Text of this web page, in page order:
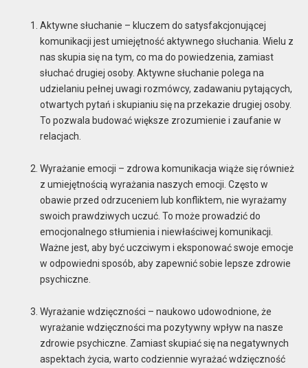
Aktywne słuchanie – kluczem do satysfakcjonującej
komunikacji jest umiejętność aktywnego słuchania. Wielu z
nas skupia się na tym, co ma do powiedzenia, zamiast
słuchać drugiej osoby. Aktywne słuchanie polega na
udzielaniu pełnej uwagi rozmówcy, zadawaniu pytających,
otwartych pytań i skupianiu się na przekazie drugiej osoby.
To pozwala budować większe zrozumienie i zaufanie w
relacjach.
Wyrażanie emocji – zdrowa komunikacja wiąże się również
z umiejętnością wyrażania naszych emocji. Często w
obawie przed odrzuceniem lub konfliktem, nie wyrażamy
swoich prawdziwych uczuć. To może prowadzić do
emocjonalnego stłumienia i niewłaściwej komunikacji.
Ważne jest, aby być uczciwym i eksponować swoje emocje
w odpowiedni sposób, aby zapewnić sobie lepsze zdrowie
psychiczne.
Wyrażanie wdzięczności – naukowo udowodnione, że
wyrażanie wdzięczności ma pozytywny wpływ na nasze
zdrowie psychiczne. Zamiast skupiać się na negatywnych
aspektach życia, warto codziennie wyrażać wdzięczność